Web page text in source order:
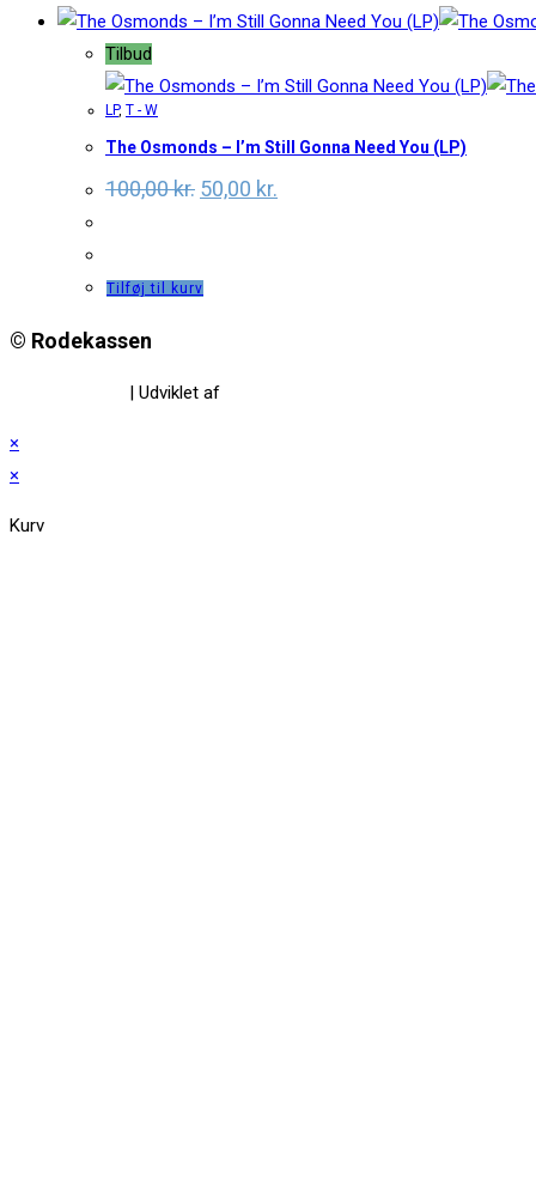
Tilbud
LP, T - W
The Osmonds – I’m Still Gonna Need You (LP)
100,00kr. Original
price
50,00 kr.
price
Tilføj til kurv
© Rodekassen
| Udviklet af
×
×
Kurv